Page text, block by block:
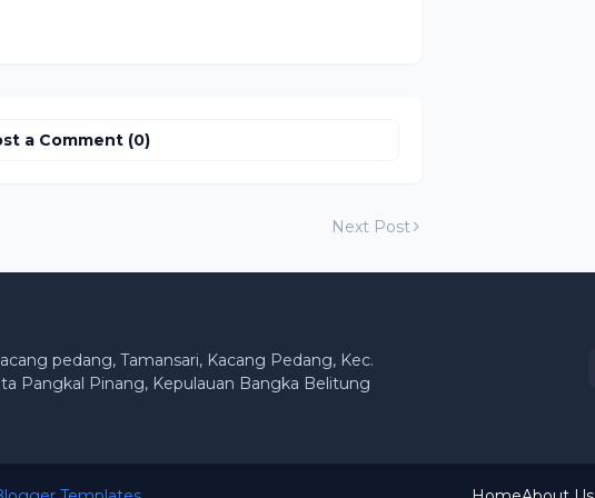
a Comment (0)
Next Post
pedang, Tamansari, Kacang Pedang, Kec.
Pangkal Pinang, Kepulauan Bangka Belitung